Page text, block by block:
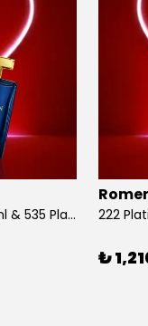
224 Platin Kadın Parfüm 50ml & 535 Platin Erkek Parfüm 50ml
₺